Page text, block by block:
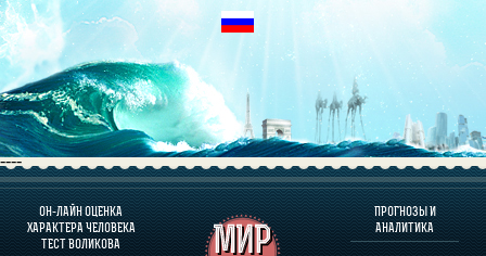
----
ОН-ЛАЙН ОЦЕНКА
ХАРАКТЕРА ЧЕЛОВЕКА
ТЕСТ ВОЛИКОВА
ПРОГНОЗЫ И
АНАЛИТИКА
О ПРОГРАММЕ
ОЦЕНКА ХАРАКТЕРA ЧЕЛОВЕКА